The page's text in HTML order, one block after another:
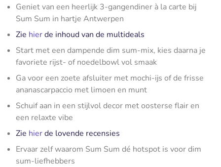
Geniet van een heerlijk 3-gangendiner à la carte bij
Sum Sum in hartje Antwerpen
Zie hierde inhoud van de multideals
Start met een dampende dim sum-mix, kies daarna je
favoriete rijst- of noedelbowl vol smaak
Ga voor een zoete afsluiter met mochi-ijs of de frisse
ananascarpaccio met limoen en munt
Schuif aan in een stijlvol decor met oosterse flair en
een relaxte vibe
Zie hierde lovende recensies
Ervaar zelf waarom Sum Sum dé hotspot is voor dim
sum-liefhebbers